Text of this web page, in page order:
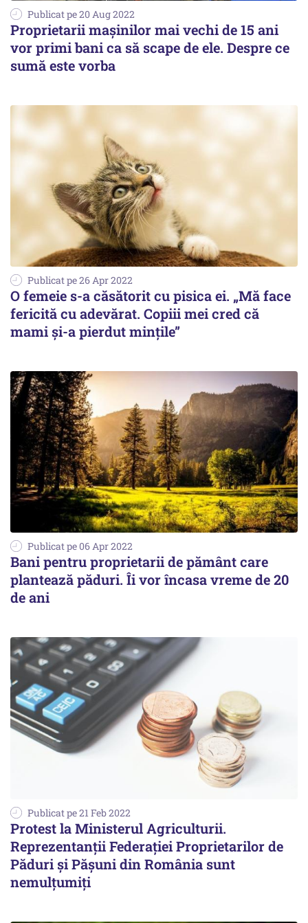
Publicat pe 20 Aug 2022
Proprietarii mașinilor mai vechi de 15 ani
vor primi bani ca să scape de ele. Despre ce
sumă este vorba
Publicat pe 26 Apr 2022
O femeie s-a căsătorit cu pisica ei. „Mă face
fericită cu adevărat. Copiii mei cred că
mami și-a pierdut mințile”
Publicat pe 06 Apr 2022
Bani pentru proprietarii de pământ care
plantează păduri. Îi vor încasa vreme de 20
de ani
Publicat pe 21 Feb 2022
Protest la Ministerul Agriculturii.
Reprezentanții Federaţiei Proprietarilor de
Păduri şi Păşuni din România sunt
nemulțumiți